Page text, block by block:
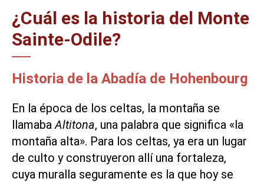
¿Cuál es la historia del Monte
Sainte-Odile?
Historia de la Abadía de Hohenbourg
En la época de los celtas, la montaña se
llamabaAltitona, una palabra que significa «la
montaña alta». Para los celtas, ya era un lugar
de culto y construyeron allí una fortaleza,
cuya muralla seguramente es la que hoy se